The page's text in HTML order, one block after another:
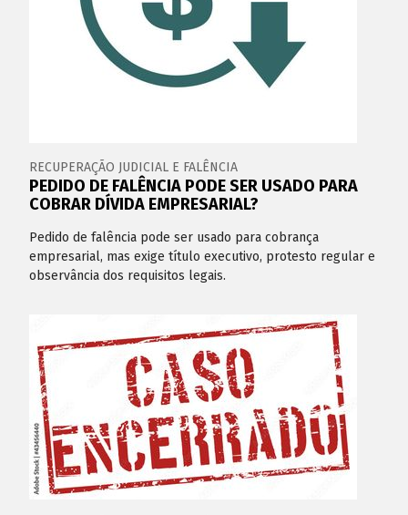
RECUPERAÇÃO JUDICIAL E FALÊNCIA
PEDIDO DE FALÊNCIA PODE SER USADO PARA
COBRAR DÍVIDA EMPRESARIAL?
Pedido de falência pode ser usado para cobrança
empresarial, mas exige título executivo, protesto regular e
observância dos requisitos legais.